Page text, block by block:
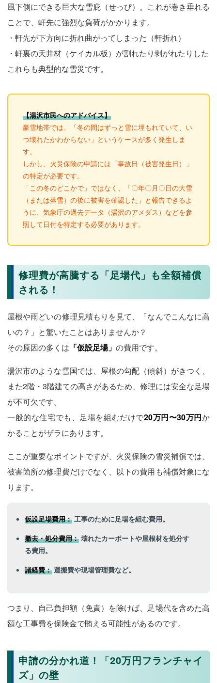
風下側にできる巨大な雪庇（せっぴ）。これが巻き垂れる
ことで、軒先に強烈な負荷がかかります。
・軒先が下方向に折れ曲がってしまった（軒折れ）
・軒裏の天井材（ケイカル板）が割れたり剥がれたりした
これらも典型的な雪災です。
【湯沢市民へのアドバイス】
豪雪地帯では、「冬の間はずっと雪に埋もれていて、い
つ壊れたかわからない」というケースが多く発生しま
す。
しかし、火災保険の申請には「事故日（被害発生日）」
の特定が必要です。
「この冬のどこかで」ではなく、「〇年〇月〇日の大雪
（または落雪）の後に被害を確認した」と報告できるよ
うに、気象庁の過去データ（湯沢のアメダス）などを参
照して日付を特定する必要があります。
修理費が高騰する「足場代」も全額補償
される！
屋根や雨どいの修理見積もりを見て、「なんでこんなに高
いの？」と驚いたことはありませんか？
その原因の多くは 「仮設足場」 の費用です。
湯沢市のような雪国では、屋根の勾配（傾斜）がきつく、
また2階・3階建ての高さがあるため、修理には安全な足場
が不可欠です。
一般的な住宅でも、足場を組むだけで20万円〜30万円か
かることがザラにあります。
ここが重要なポイントですが、火災保険の雪災補償では、
被害箇所の修理費だけでなく、以下の費用も補償対象にな
ります。
仮設足場費用： 工事のために足場を組む費用。
撤去・処分費用： 壊れたカーポートや屋根材を処分す
る費用。
諸経費： 運搬費や現場管理費など。
つまり、自己負担額（免責）を除けば、足場代を含めた高
額な工事費を保険金で賄える可能性があるのです。
申請の分かれ道！「20万円フランチャイ
ズ」の壁